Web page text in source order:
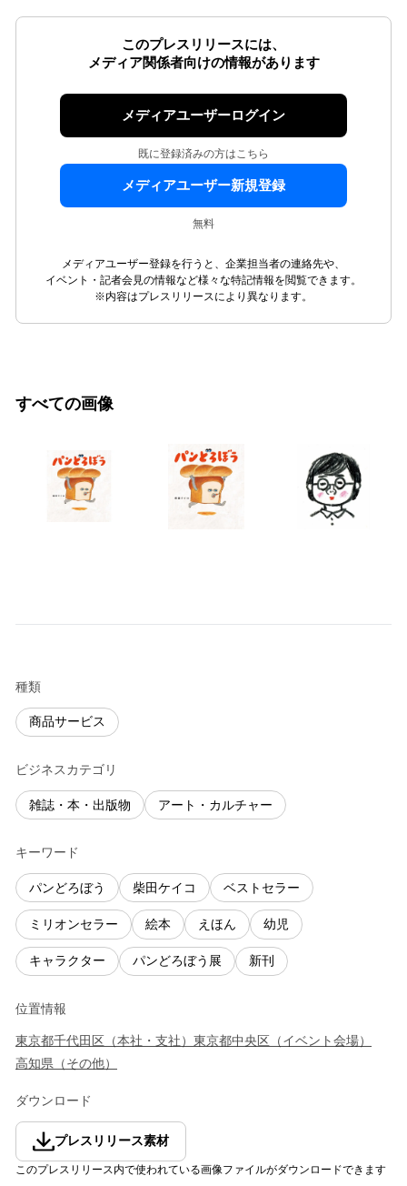
このプレスリリースには、
メディア関係者向けの情報があります
メディアユーザーログイン
既に登録済みの方はこちら
メディアユーザー新規登録
無料
メディアユーザー登録を行うと、企業担当者の連絡先や、
イベント・記者会見の情報など様々な特記情報を閲覧できます。
※内容はプレスリリースにより異なります。
すべての画像
種類
商品サービス
ビジネスカテゴリ
雑誌・本・出版物 アート・カルチャー
キーワード
パンどろぼう 柴田ケイコ ベストセラー
ミリオンセラー 絵本 えほん 幼児
キャラクター パンどろぼう展 新刊
位置情報
東京都千代田区 （本社・支社 ） 東京都中央区 （ イベント会場）
高知県 （ その他）
ダウンロード
プレスリリース素材
このプレスリリース内で使われている画像ファイルがダウンロードできます